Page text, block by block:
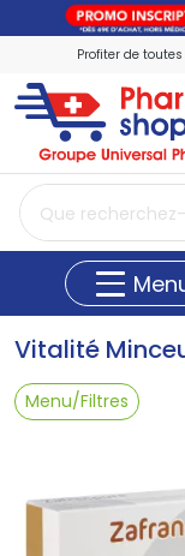
Profiter de
Vitalité
Menu/Filtres